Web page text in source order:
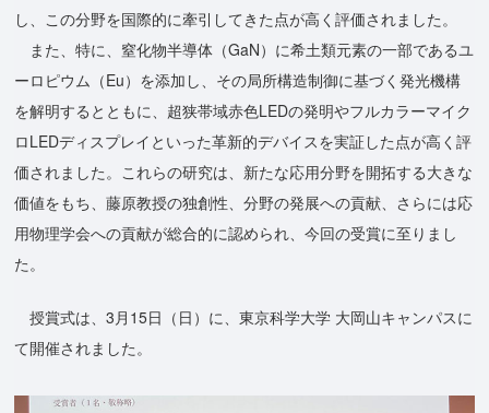
し、この分野を国際的に牽引してきた点が高く評価されました。
また、特に、窒化物半導体（GaN）に希土類元素の一部であるユ
ーロピウム（Eu）を添加し、その局所構造制御に基づく発光機構
を解明するとともに、超狭帯域赤色LEDの発明やフルカラーマイク
ロLEDディスプレイといった革新的デバイスを実証した点が高く評
価されました。これらの研究は、新たな応用分野を開拓する大きな
価値をもち、藤原教授の独創性、分野の発展への貢献、さらには応
用物理学会への貢献が総合的に認められ、今回の受賞に至りまし
た。
授賞式は、3月15日（日）に、東京科学大学 大岡山キャンパスに
て開催されました。